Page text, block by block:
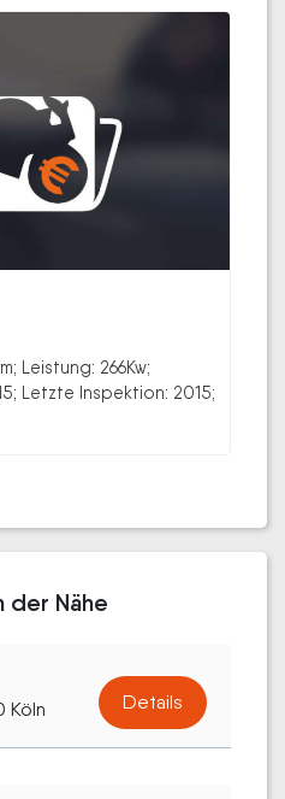
Leistung: 266Kw;
Letzte Inspektion: 2015;
der Nähe
Köln Details